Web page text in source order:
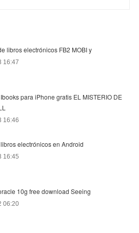
libros electrónicos FB2 MOBI y
16:47
para iPhone gratis EL MISTERIO DE
16:46
electrónicos en Android
16:45
10g free download Seeing
06:20